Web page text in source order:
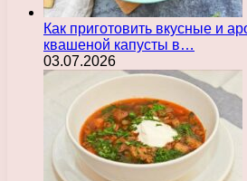
Как приготовить вкусные и
квашеной капусты в…
03.07.2026